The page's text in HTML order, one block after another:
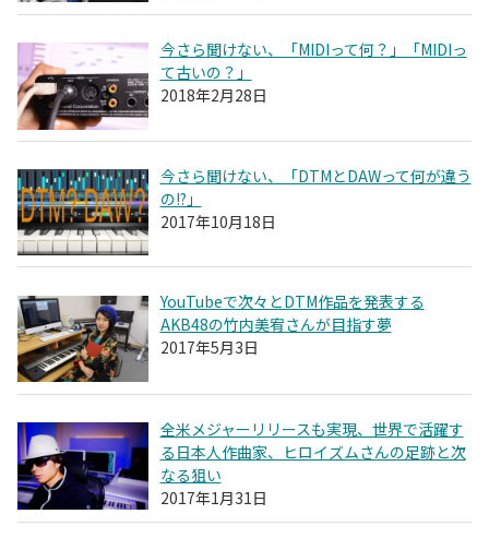
今さら聞けない、「MIDIって何？」「MIDIっ
て古いの？」
2018年2月28日
今さら聞けない、「DTMとDAWって何が違う
の!?」
2017年10月18日
YouTubeで次々とDTM作品を発表する
AKB48の竹内美宥さんが目指す夢
2017年5月3日
全米メジャーリリースも実現、世界で活躍す
る日本人作曲家、ヒロイズムさんの足跡と次
なる狙い
2017年1月31日